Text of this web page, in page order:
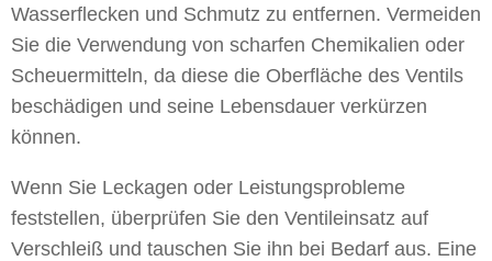
Wasserflecken und Schmutz zu entfernen. Vermeiden
Sie die Verwendung von scharfen Chemikalien oder
Scheuermitteln, da diese die Oberfläche des Ventils
beschädigen und seine Lebensdauer verkürzen
können.
Wenn Sie Leckagen oder Leistungsprobleme
feststellen, überprüfen Sie den Ventileinsatz auf
Verschleiß und tauschen Sie ihn bei Bedarf aus. Eine